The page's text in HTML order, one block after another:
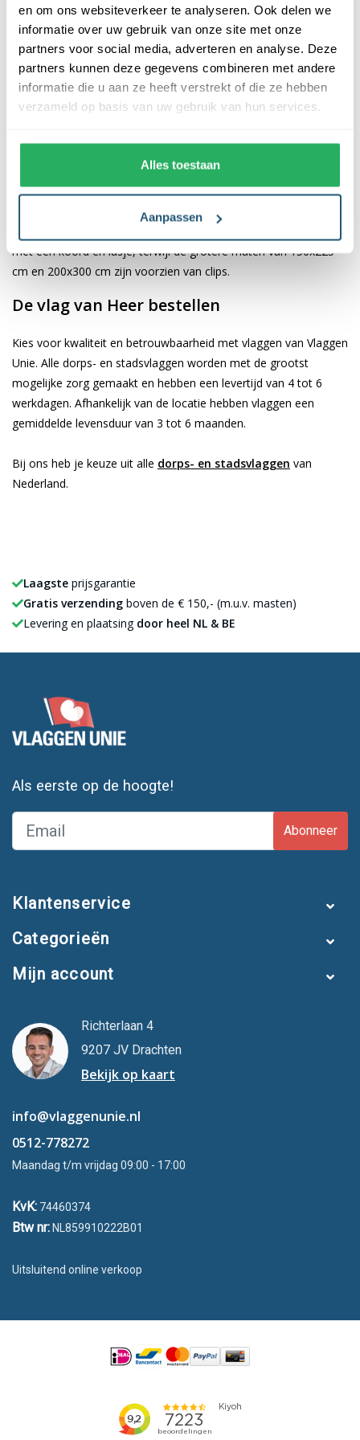
en om ons websiteverkeer te analyseren. Ook delen we
informatie over uw gebruik van onze site met onze
partners voor social media, adverteren en analyse. Deze
partners kunnen deze gegevens combineren met andere
informatie die u aan ze heeft verstrekt of die ze hebben
verzameld op basis van uw gebruik van hun services.
Alles toestaan
Aanpassen
De afwerking van onze vlaggen is van hoge kwaliteit. Ze zijn
voorzien van een sterke kopband en een dubbele stiknaad, wat
bijdraagt aan hun duurzaamheid en stevigheid. Wij bieden de
vlag vanHeeraan in verschillende afmetingen, namelijk 40x60
cm, 70x100 cm, 100x150 cm, 150x225 cm en 200x300 cm.
Afhankelijk van de afmetingen die je kiest, worden de vlaggen
voorzien van verschillende bevestigingsmogelijkheden. De
met een koord en lusje, terwijl de grotere maten van 150x225
cm en 200x300 cm zijn voorzien van clips.
De vlag van Heer bestellen
Kies voor kwaliteit en betrouwbaarheid met vlaggen van Vlaggen
Unie. Alle dorps- en stadsvlaggen worden met de grootst
mogelijke zorg gemaakt en hebben een levertijd van 4 tot 6
werkdagen. Afhankelijk van de locatie hebben vlaggen een
gemiddelde levensduur van 3 tot 6 maanden.
Bij ons heb je keuze uit alle dorps- en stadsvlaggen van
Nederland.
Laagste prijsgarantie
Gratis verzending boven de € 150,- (m.u.v. masten)
Levering en plaatsing door heel NL & BE
Als eerste op de hoogte!
Abonneer
Klantenservice
Categorieën
Mijn account
Richterlaan 4
9207 JV Drachten
Bekijk op kaart
info@vlaggenunie.nl
0512-778272
Maandag t/m vrijdag 09:00 - 17:00
KvK: 74460374
Btw nr: NL859910222B01
Uitsluitend online verkoop